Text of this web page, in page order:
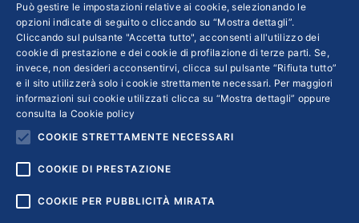
Salumificio Maison Bertolin, specialità di
montagna nel piatto
Può gestire le impostazioni relative ai cookie, selezionando le
opzioni indicate di seguito o cliccando su “Mostra dettagli”.
Cliccando sul pulsante "Accetta tutto", acconsenti all'utilizzo dei
cookie di prestazione e dei cookie di profilazione di terze parti. Se,
invece, non desideri acconsentirvi, clicca sul pulsante “Rifiuta tutto”
e il sito utilizzerà solo i cookie strettamente necessari. Per maggiori
informazioni sui cookie utilizzati clicca su “Mostra dettagli” oppure
consulta la Cookie policy
COOKIE STRETTAMENTE NECESSARI
COOKIE DI PRESTAZIONE
COOKIE PER PUBBLICITÀ MIRATA